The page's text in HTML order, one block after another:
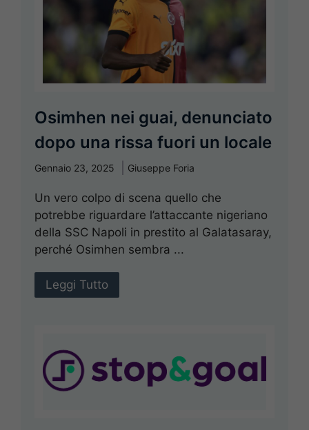
Osimhen nei guai, denunciato
dopo una rissa fuori un locale
Gennaio 23, 2025 Giuseppe Foria
Un vero colpo di scena quello che
potrebbe riguardare l’attaccante nigeriano
della SSC Napoli in prestito al Galatasaray,
perché Osimhen sembra ...
Leggi Tutto